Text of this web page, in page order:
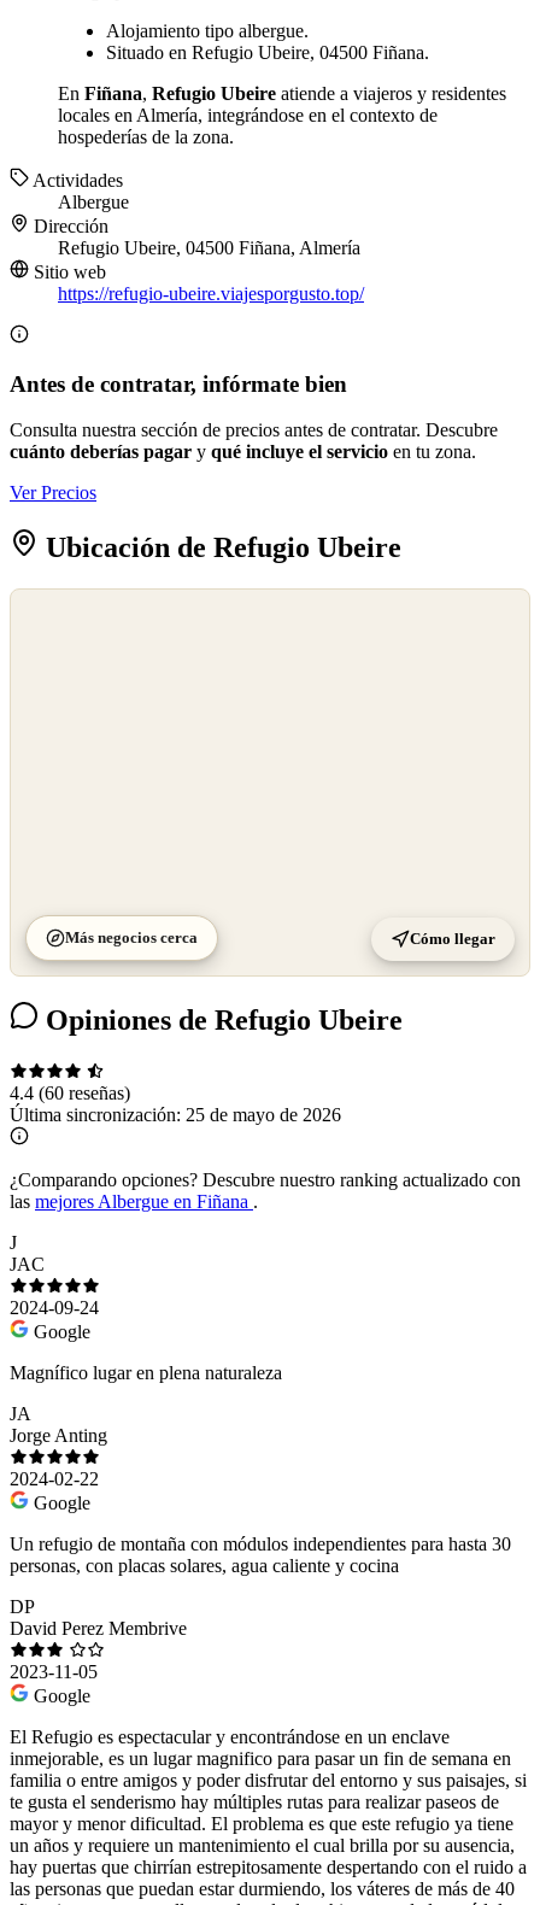
Alojamiento tipo albergue.
Situado en Refugio Ubeire, 04500 Fiñana.
En Fiñana, Refugio Ubeire atiende a viajeros y residentes
locales en Almería, integrándose en el contexto de
hospederías de la zona.
Actividades
Albergue
Dirección
Refugio Ubeire, 04500 Fiñana, Almería
Sitio web
https://refugio-ubeire.viajesporgusto.top/
Antes de contratar, infórmate bien
Consulta nuestra sección de precios antes de contratar. Descubre
cuánto deberías pagar y qué incluye el servicio en tu zona.
Ver Precios
Ubicación de Refugio Ubeire
Más negocios cerca Cómo llegar
Opiniones de Refugio Ubeire
4.4 (60 reseñas)
Última sincronización: 25 de mayo de 2026
¿Comparando opciones? Descubre nuestro ranking actualizado con
las mejores Albergue en Fiñana .
J
JAC
2024-09-24
Google
Magnífico lugar en plena naturaleza
JA
Jorge Anting
2024-02-22
Google
Un refugio de montaña con módulos independientes para hasta 30
personas, con placas solares, agua caliente y cocina
DP
David Perez Membrive
2023-11-05
Google
El Refugio es espectacular y encontrándose en un enclave
inmejorable, es un lugar magnifico para pasar un fin de semana en
familia o entre amigos y poder disfrutar del entorno y sus paisajes, si
te gusta el senderismo hay múltiples rutas para realizar paseos de
mayor y menor dificultad. El problema es que este refugio ya tiene
un años y requiere un mantenimiento el cual brilla por su ausencia,
hay puertas que chirrían estrepitosamente despertando con el ruido a
las personas que puedan estar durmiendo, los váteres de más de 40